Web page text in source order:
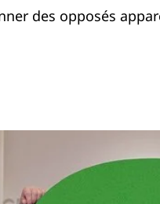
des opposés